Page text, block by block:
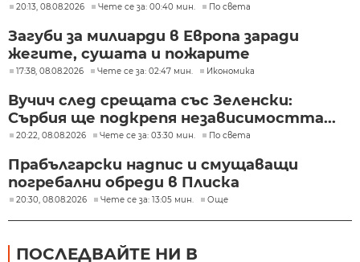
20:13, 08.08.2026 Чете се за: 00:40 мин. По света
Загуби за милиарди в Европа заради
жегите, сушата и пожарите
17:38, 08.08.2026 Чете се за: 02:47 мин. Икономика
Вучич след срещата със Зеленски:
Сърбия ще подкрепя независимостта...
20:22, 08.08.2026 Чете се за: 03:30 мин. По света
Прабългарски надпис и смущаващи
погребални обреди в Плиска
20:30, 08.08.2026 Чете се за: 13:05 мин. Още
ПОСЛЕДВАЙТЕ НИ В